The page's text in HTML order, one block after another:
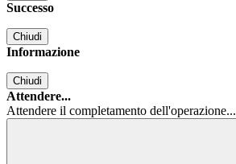
Successo
Chiudi
Informazione
Chiudi
Attendere...
Attendere il completamento dell'operazione...